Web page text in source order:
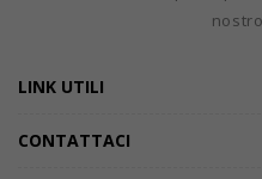
LINK UTILI
CONTATTACI